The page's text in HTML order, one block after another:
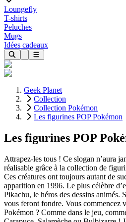
Loungefly
T-shirts
Peluches
Mugs
Idées cadeaux
Geek Planet
Collection
Collection Pokémon
Les figurines POP Pokémon
Les figurines POP
Attrapez-les tous ! Ce slogan n’aura
réalisable grâce à la collection de
Ces créatures ont toujours autant de
apparition en 1996. Le plus célèbre
Pikachu, le héros des dessins animés.
vous feront fondre. Vous commencez
Pokémon ? Comme dans le jeu,